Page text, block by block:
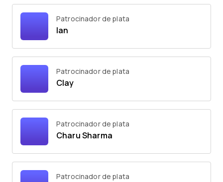
Patrocinador de plata
Ian
Patrocinador de plata
Clay
Patrocinador de plata
Charu Sharma
Patrocinador de plata